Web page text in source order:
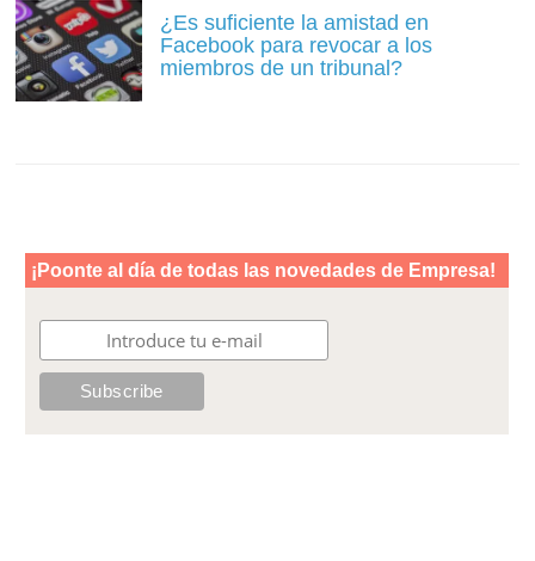
¿Es suficiente la amistad en
Facebook para revocar a los
miembros de un tribunal?